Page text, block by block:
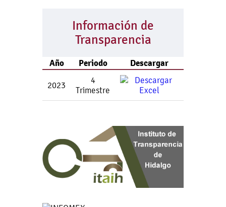
Información de
Transparencia
Año Periodo Descargar
2023
4
Trimestre